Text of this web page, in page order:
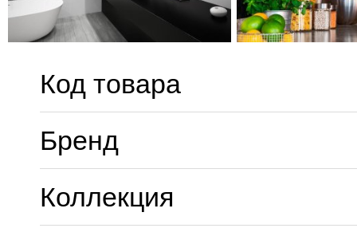
Код товара
Бренд
Коллекция